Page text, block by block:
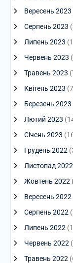
Вересень 2023
Серпень 2023
Липень 2023
Червень 2023
Травень 2023
Квітень 2023
Березень 2023
Лютий 2023
Січень 2023
Грудень 2022
Листопад 2022
Жовтень 2022
Вересень 2022
Серпень 2022
Липень 2022
Червень 2022
Травень 2022